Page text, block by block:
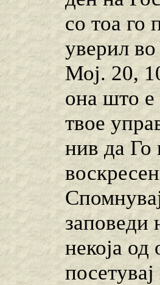
со тоа го
уверил во
Мој. 20,
она што е
твое
нив да Го
заповеди
некоја од